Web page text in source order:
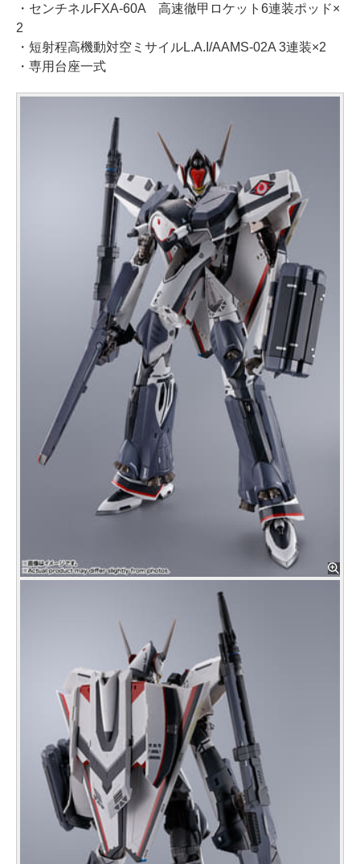
・センチネルFXA-60A 高速徹甲ロケット6連装ポッド×
2
・短射程高機動対空ミサイルL.A.I/AAMS-02A 3連装×2
・専用台座一式